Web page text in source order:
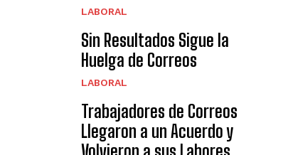
LABORAL
Sin Resultados Sigue la
Huelga de Correos
LABORAL
Trabajadores de Correos
Llegaron a un Acuerdo y